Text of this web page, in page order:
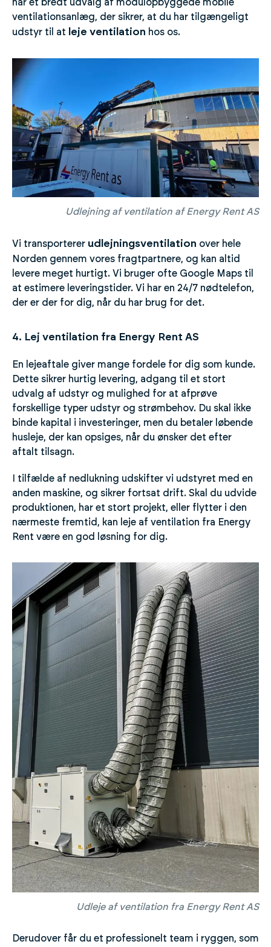
har et bredt udvalg af modulopbyggede mobile
ventilationsanlæg, der sikrer, at du har tilgængeligt
udstyr til at
leje ventilation hos os.
Udlejning af ventilation af Energy Rent AS
Vi transporterer udlejningsventilation over hele
Norden gennem vores fragtpartnere, og kan altid
levere meget hurtigt. Vi bruger ofte Google Maps til
at estimere leveringstider. Vi har en 24/7 nødtelefon,
der er der for dig, når du har brug for det.
4. Lej ventilation fra Energy Rent AS
En lejeaftale giver mange fordele for dig som kunde.
Dette sikrer hurtig levering, adgang til et stort
udvalg af udstyr og mulighed for at afprøve
forskellige typer udstyr og strømbehov. Du skal ikke
binde kapital i investeringer, men du betaler løbende
husleje, der kan opsiges, når du ønsker det efter
aftalt tilsagn.
I tilfælde af nedlukning udskifter vi udstyret med en
anden maskine, og sikrer fortsat drift. Skal du udvide
produktionen, har et stort projekt, eller flytter i den
nærmeste fremtid, kan leje af ventilation fra Energy
Rent være en god løsning for dig.
Udleje af ventilation fra Energy Rent AS
Derudover får du et professionelt team i ryggen, som